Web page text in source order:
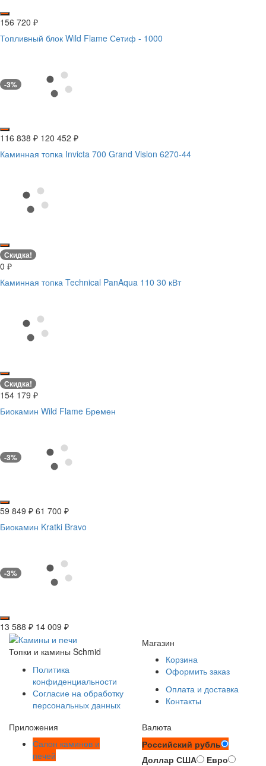
156 720 ₽
Топливный блок Wild Flame Сетиф - 1000
-3%
116 838 ₽ 120 452 ₽
Каминная топка Invicta 700 Grand Vision 6270-44
Скидка!
0 ₽
Каминная топка Technical PanAqua 110 30 кВт
Скидка!
154 179 ₽
Биокамин Wild Flame Бремен
-3%
59 849 ₽ 61 700 ₽
Биокамин Kratki Bravo
-3%
13 588 ₽ 14 009 ₽
Топки и камины Schmid
Политика
конфиденциальности
Согласие на обработку
персональных данных
Магазин
Корзина
Оформить заказ
Оплата и доставка
Контакты
Приложения
Салон каминов и
печей
Валюта
Российский рубль
Доллар США
Евро